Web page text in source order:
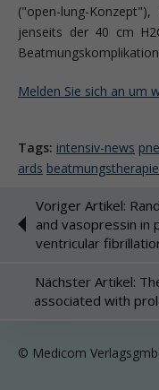
("open-lung-
jenseits der 40 cm
Melden Sie sich an um
Tags: intensiv-news
ards beatmungstherapie
Voriger Artikel:
and vasopressin
ventricular
Nächster Artikel:
associated with
© Medicom